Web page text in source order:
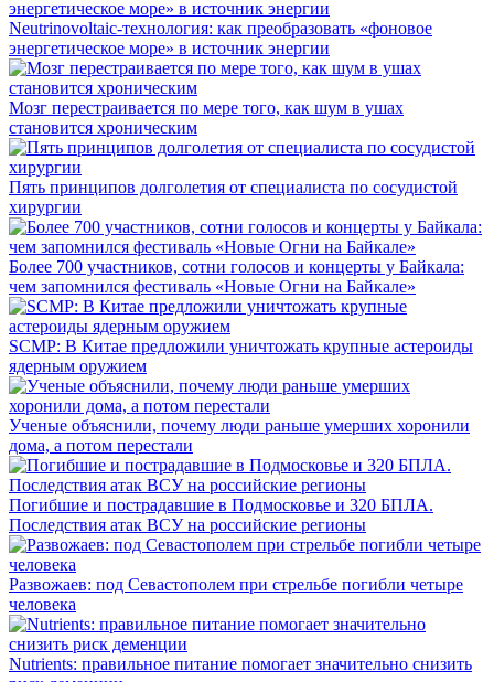
Neutrinovoltaic‑технология: как преобразовать «фоновое
энергетическое море» в источник энергии
Мозг перестраивается по мере того, как шум в ушах
становится хроническим
Пять принципов долголетия от специалиста по сосудистой
хирургии
Более 700 участников, сотни голосов и концерты у Байкала:
чем запомнился фестиваль «Новые Огни на Байкале»
SCMP: В Китае предложили уничтожать крупные астероиды
ядерным оружием
Ученые объяснили, почему люди раньше умерших хоронили
дома, а потом перестали
Погибшие и пострадавшие в Подмосковье и 320 БПЛА.
Последствия атак ВСУ на российские регионы
Развожаев: под Севастополем при стрельбе погибли четыре
человека
Nutrients: правильное питание помогает значительно снизить